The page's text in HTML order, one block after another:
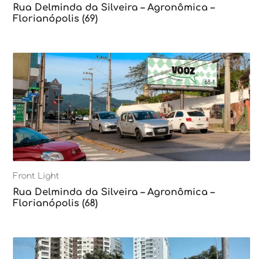
Rua Delminda da Silveira – Agronômica –
Florianópolis (69)
Front Light
Rua Delminda da Silveira – Agronômica –
Florianópolis (68)